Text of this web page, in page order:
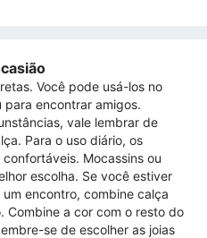
Você pode usá-los no
encontrar amigos.
vale lembrar de
Para o uso diário, os
Mocassins ou
escolha. Se você estiver
encontro, combine calça
Combine a cor com o resto do
se de escolher as joias